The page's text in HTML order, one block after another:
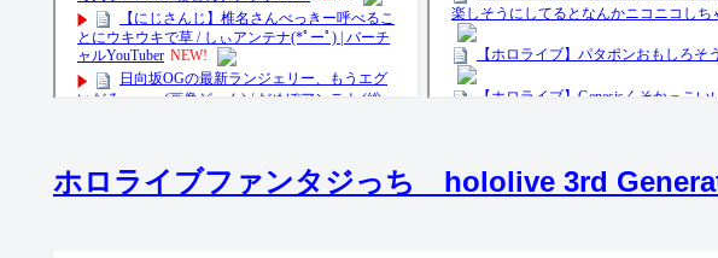
ホロライブファンタジっち hololive 3rd